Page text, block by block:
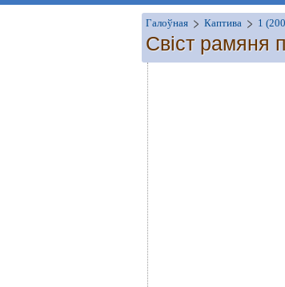
Галоўная Каптива 1
Свіст рамяня